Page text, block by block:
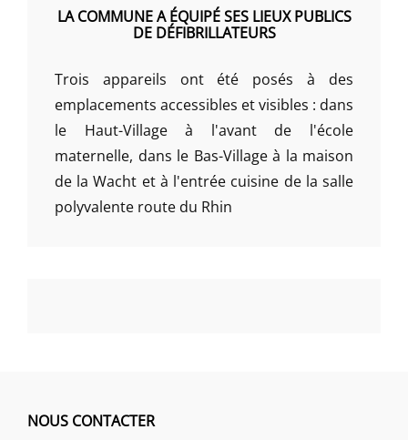
LA COMMUNE A ÉQUIPÉ SES LIEUX PUBLICS
DE DÉFIBRILLATEURS
Trois appareils ont été posés à des
emplacements accessibles et visibles : dans
le Haut-Village à l'avant de l'école
maternelle, dans le Bas-Village à la maison
de la Wacht et à l'entrée cuisine de la salle
polyvalente route du Rhin
NOUS CONTACTER